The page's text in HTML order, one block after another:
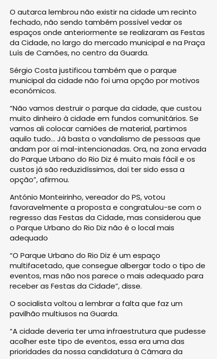
O autarca lembrou não existir na cidade um recinto
fechado, não sendo também possível vedar os
espaços onde anteriormente se realizaram as Festas
da Cidade, no largo do mercado municipal e na Praça
Luís de Camões, no centro da Guarda.
Sérgio Costa justificou também que o parque
municipal da cidade não foi uma opção por motivos
económicos.
“Não vamos destruir o parque da cidade, que custou
muito dinheiro à cidade em fundos comunitários. Se
vamos ali colocar camiões de material, partimos
aquilo tudo… Já basta o vandalismo de pessoas que
andam por aí mal-intencionadas. Ora, na zona ervada
do Parque Urbano do Rio Diz é muito mais fácil e os
custos já são reduzidíssimos, daí ter sido essa a
opção”, afirmou.
António Monteirinho, vereador do PS, votou
favoravelmente a proposta e congratulou-se com o
regresso das Festas da Cidade, mas considerou que
o Parque Urbano do Rio Diz não é o local mais
adequado
“O Parque Urbano do Rio Diz é um espaço
multifacetado, que consegue albergar todo o tipo de
eventos, mas não nos parece o mais adequado para
receber as Festas da Cidade”, disse.
O socialista voltou a lembrar a falta que faz um
pavilhão multiusos na Guarda.
“A cidade deveria ter uma infraestrutura que pudesse
acolher este tipo de eventos, essa era uma das
prioridades da nossa candidatura à Câmara da